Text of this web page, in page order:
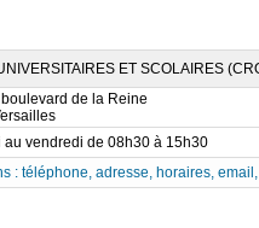
ET SCOLAIRES
de la Reine
au vendredi de 08h30 à 15h30
: téléphone, adresse, horaires,